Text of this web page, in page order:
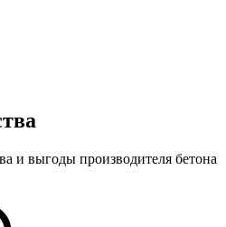
и выгоды производителя бетона